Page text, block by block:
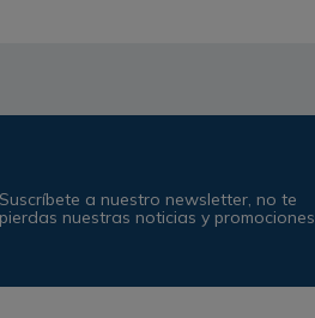
Suscríbete a nuestro newsletter, no te
pierdas nuestras noticias y promociones